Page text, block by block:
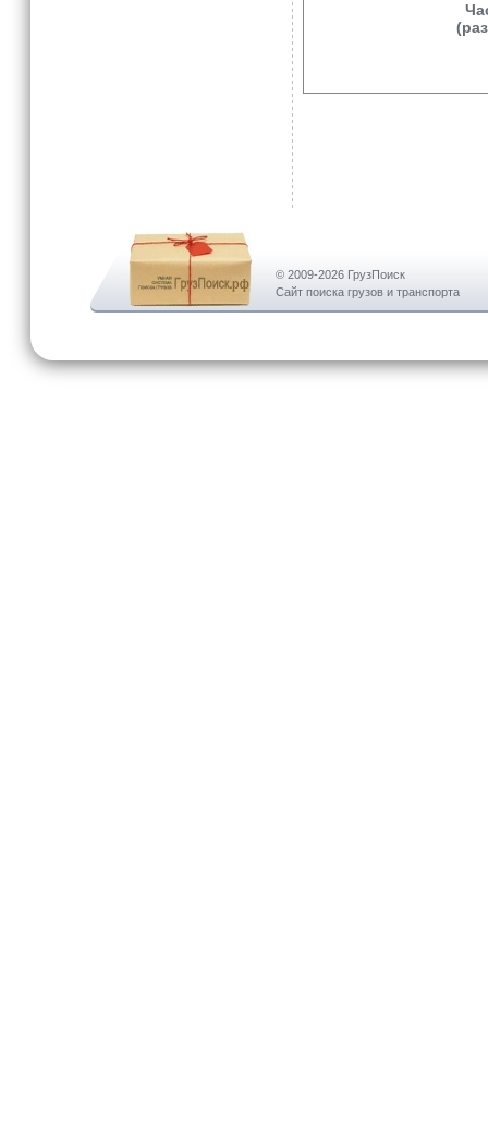
© 2009-2026 ГрузПоиск
Сайт поиска грузов и транспорта